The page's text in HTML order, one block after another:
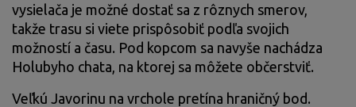
vysielača je možné dostať sa z rôznych smerov,
takže trasu si viete prispôsobiť podľa svojich
možností a času. Pod kopcom sa navyše nachádza
Holubyho chata, na ktorej sa môžete občerstviť.
Veľkú Javorinu na vrchole pretína hraničný bod.